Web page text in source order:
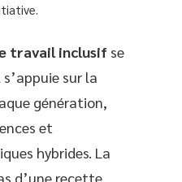
travail inclusif se
sur la
génération,
et
hybrides. La
d’une recette